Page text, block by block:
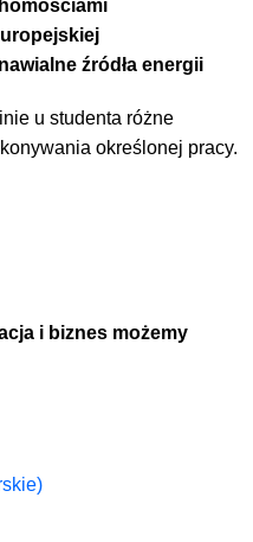
źródła energii
u studenta różne
określonej pracy.
i biznes możemy